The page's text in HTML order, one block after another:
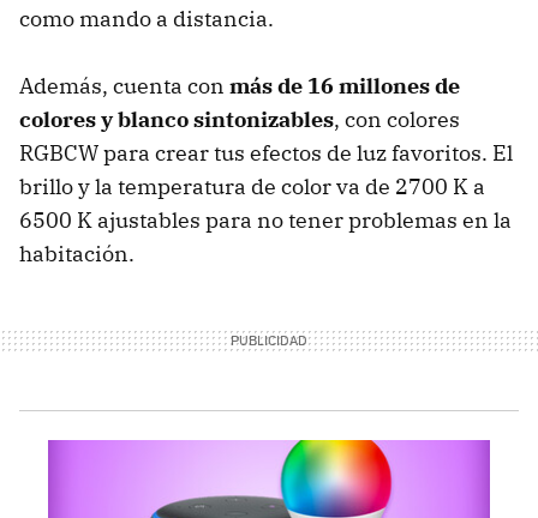
como mando a distancia.
Además, cuenta con más de 16 millones de
colores y blanco sintonizables, con colores
RGBCW para crear tus efectos de luz favoritos. El
brillo y la temperatura de color va de 2700 K a
6500 K ajustables para no tener problemas en la
habitación.